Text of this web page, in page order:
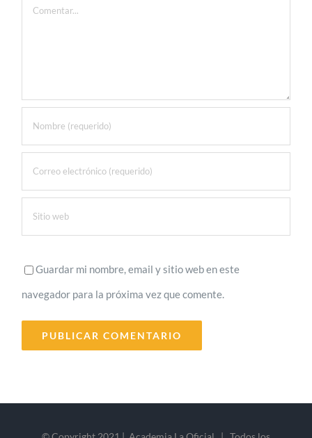
Comentar
Guardar mi nombre, email y sitio web en este
navegador para la próxima vez que comente.